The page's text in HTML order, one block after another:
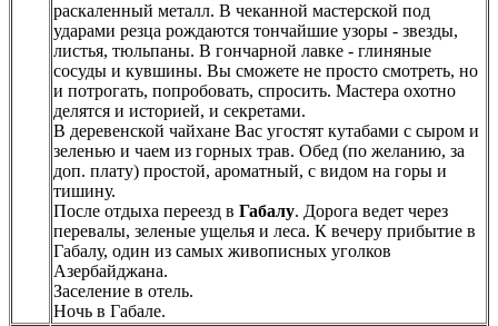
раскаленный металл. В чеканной мастерской под
ударами резца рождаются тончайшие узоры - звезды,
листья, тюльпаны. В гончарной лавке - глиняные
сосуды и кувшины. Вы сможете не просто смотреть, но
и потрогать, попробовать, спросить. Мастера охотно
делятся и историей, и секретами.
В деревенской чайхане Вас угостят кутабами с сыром и
зеленью и чаем из горных трав. Обед (по желанию, за
доп. плату) простой, ароматный, с видом на горы и
тишину.
После отдыха переезд в Габалу. Дорога ведет через
перевалы, зеленые ущелья и леса. К вечеру прибытие в
Габалу, один из самых живописных уголков
Азербайджана.
Заселение в отель.
Ночь в Габале.